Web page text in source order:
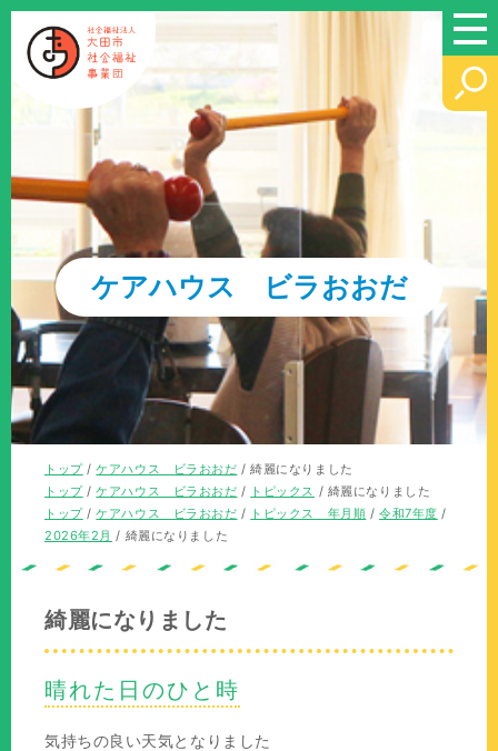
このページの本文へ
ケアハウス ビラおおだ
現
在
の
位
トップ/ケアハウス ビラおおだ /綺麗になりました
現
在
の
トップ/ケアハウス ビラおおだ / トピックス / 綺麗になりました
現
在
トップ/ケアハウス ビラおおだ / トピックス 年月順 / 令和7年度 /
2026年2月 / 綺麗になりました
綺麗になりました
晴れた日のひと時
気持ちの良い天気となりました